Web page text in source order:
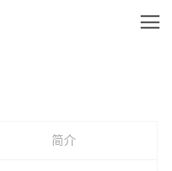
简介